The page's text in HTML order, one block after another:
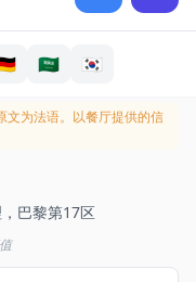
🇸🇦 🇰🇷
文为法语。以餐厅提供的信
巴黎第17区